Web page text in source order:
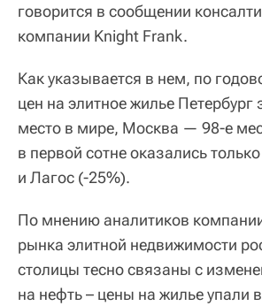
говорится в сообщении
компании Knight Frank.
Как указывается в нем, по
цен на элитное жилье Петербург
место в мире, Москва — 98-е
в первой сотне оказались
и Лагос (-25%).
По мнению аналитиков
рынка элитной недвижимости
столицы тесно связаны с
на нефть – цены на жилье упали